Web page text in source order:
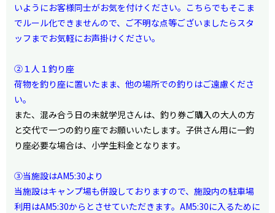
いようにお客様同士がお気を付けください。こちらでもそこま
でルール化できませんので、ご不明な点等ございましたらスタ
ッフまでお気軽にお声掛けください。
②１人１釣り座
荷物を釣り座に置いたまま、他の場所での釣りはご遠慮くださ
い。
また、混み合う日の未就学児さんは、釣り券ご購入の大人の方
と交代で一つの釣り座でお願いいたします。子供さん用に一釣
り座必要な場合は、小学生料金となります。
③当施設はAM5:30より
当施設はキャンプ場も併設しておりますので、施設内の駐車場
利用はAM5:30からとさせていただきます。AM5:30に入るために